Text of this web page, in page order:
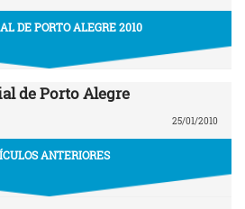
DE PORTO ALEGRE 2010
de Porto Alegre
25/01/2010
ANTERIORES